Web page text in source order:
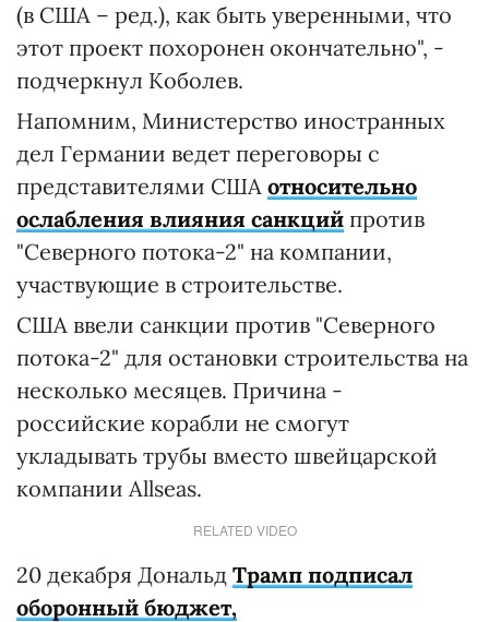
(в США – ред.), как быть уверенными, что
этот проект похоронен окончательно", -
подчеркнул Коболев.
Напомним, Министерство иностранных
дел Германии ведет переговоры с
представителями США относительно
ослабления влияния санкций против
"Северного потока-2" на компании,
участвующие в строительстве.
США ввели санкции против "Северного
потока-2" для остановки строительства на
несколько месяцев. Причина -
российские корабли не смогут
укладывать трубы вместо швейцарской
компании Allseas.
RELATED VIDEO
20 декабря Дональд Трамп подписал
оборонный бюджет,